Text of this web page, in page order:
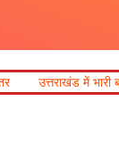
का असर : टोंस नदी